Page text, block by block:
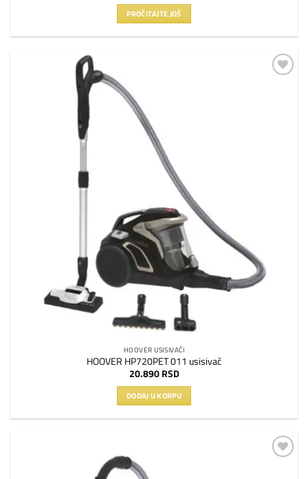
PROČITAJTE JOŠ
HOOVER USISIVAČI
HOOVER HP720PET 011 usisivač
20.890 RSD
DODAJ U KORPU